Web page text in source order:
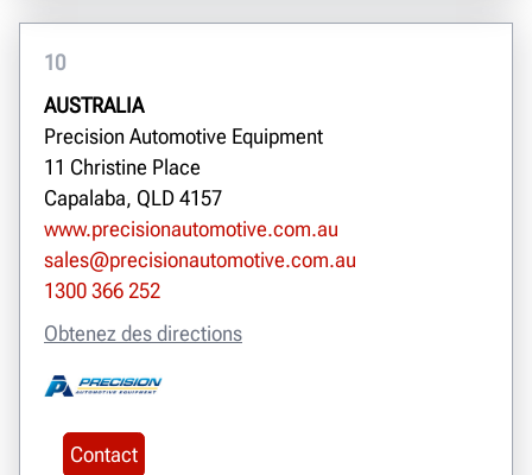
10
AUSTRALIA
Precision Automotive Equipment
11 Christine Place
Capalaba, QLD 4157
www.precisionautomotive.com.au
sales@precisionautomotive.com.au
1300 366 252
Obtenez des directions
Contact